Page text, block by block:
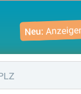
Neu: